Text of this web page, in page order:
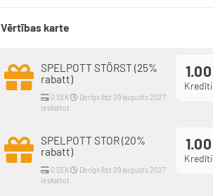
Vērtības karte
1.00
Kredīti
SPELPOTT STÖRST (25%
rabatt)
0 SEK
Derīgs līdz 09 augusts 2027
ieskaitot
1.00
Kredīti
SPELPOTT STOR (20%
rabatt)
0 SEK
Derīgs līdz 09 augusts 2027
ieskaitot